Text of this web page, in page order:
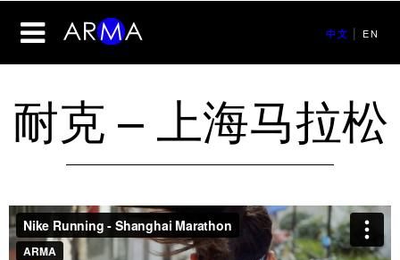
中文 | EN
耐克 – 上海马拉松